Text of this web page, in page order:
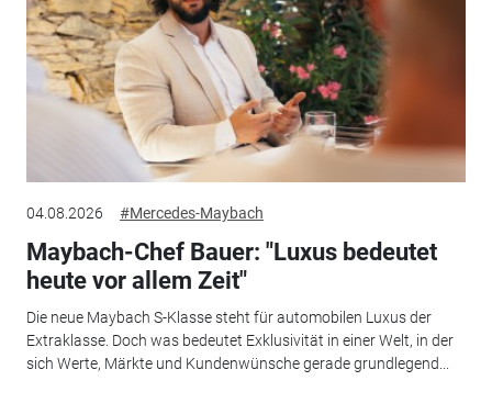
04.08.2026 #Mercedes-Maybach
Maybach-Chef Bauer: "Luxus bedeutet
heute vor allem Zeit"
Die neue Maybach S-Klasse steht für automobilen Luxus der
Extraklasse. Doch was bedeutet Exklusivität in einer Welt, in der
sich Werte, Märkte und Kundenwünsche gerade grundlegend...